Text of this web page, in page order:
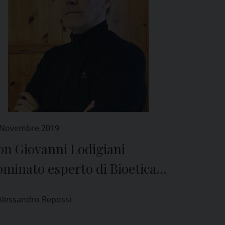
2019
Giovanni Lodigiani
esperto di Bioetica
Repossi